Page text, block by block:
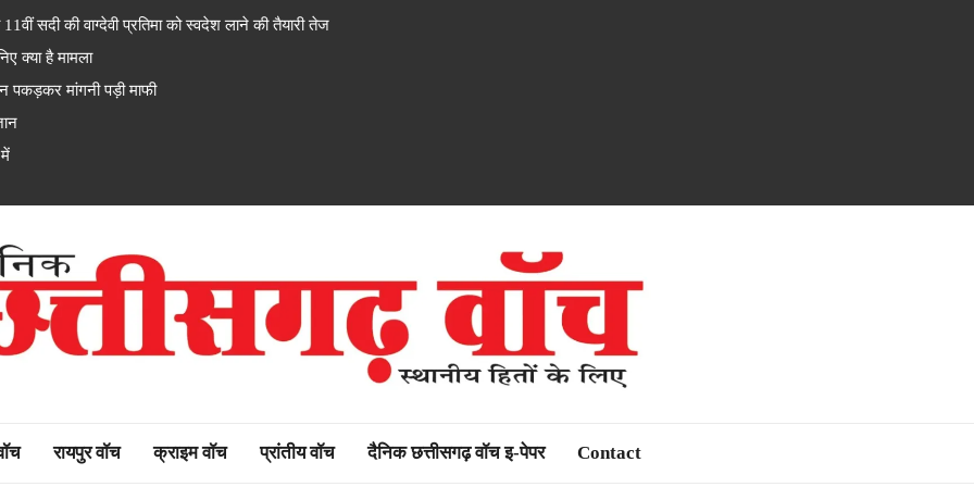
सदी की वाग्देवी प्रतिमा को स्वदेश लाने की तैयारी तेज
क्या है मामला
मांगनी पड़ी माफी
watch
रायपुर वॉच क्राइम वॉच प्रांतीय वॉच दैनिक छत्तीसगढ़ वॉच इ-पेपर Contact